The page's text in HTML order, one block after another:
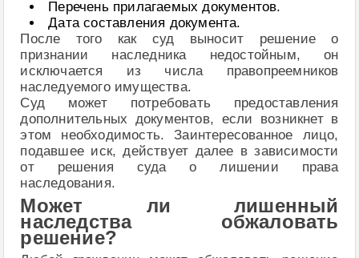
Перечень прилагаемых документов.
Дата составления документа.
После того как суд выносит решение о
признании наследника недостойным, он
исключается из числа правопреемников
наследуемого имущества.
Суд может потребовать предоставления
дополнительных документов, если возникнет в
этом необходимость. Заинтересованное лицо,
подавшее иск, действует далее в зависимости
от решения суда о лишении права
наследования.
Может ли лишенный
наследства обжаловать
решение?